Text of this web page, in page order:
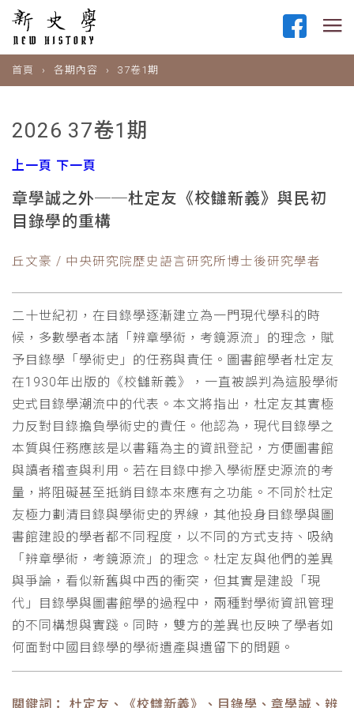
首頁 各期內容 37卷1期
2026 37卷1期
上一頁 下一頁
章學誠之外──杜定友《校讎新義》與民初
目錄學的重構
丘文豪 / 中央研究院歷史語言研究所博士後研究學者
二十世紀初，在目錄學逐漸建立為一門現代學科的時
候，多數學者本諸「辨章學術，考鏡源流」的理念，賦
予目錄學「學術史」的任務與責任。圖書館學者杜定友
在1930年出版的《校讎新義》，一直被誤判為這股學術
史式目錄學潮流中的代表。本文將指出，杜定友其實極
力反對目錄擔負學術史的責任。他認為，現代目錄學之
本質與任務應該是以書籍為主的資訊登記，方便圖書館
與讀者稽查與利用。若在目錄中摻入學術歷史源流的考
量，將阻礙甚至抵銷目錄本來應有之功能。不同於杜定
友極力劃清目錄與學術史的界線，其他投身目錄學與圖
書館建設的學者都不同程度，以不同的方式支持、吸納
「辨章學術，考鏡源流」的理念。杜定友與他們的差異
與爭論，看似新舊與中西的衝突，但其實是建設「現
代」目錄學與圖書館學的過程中，兩種對學術資訊管理
的不同構想與實踐。同時，雙方的差異也反映了學者如
何面對中國目錄學的學術遺產與遺留下的問題。
關鍵詞： 杜定友、《校讎新義》、目錄學、章學誠、辨